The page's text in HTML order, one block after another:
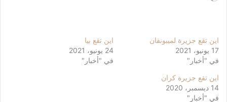
اين تقع جزيرة لميبونقان
17 يونيو، 2021
في "أخبار"
اين تقع بيا
24 يونيو، 2021
في "أخبار"
اين تقع جزيرة كران
14 ديسمبر، 2020
في "أخبار"